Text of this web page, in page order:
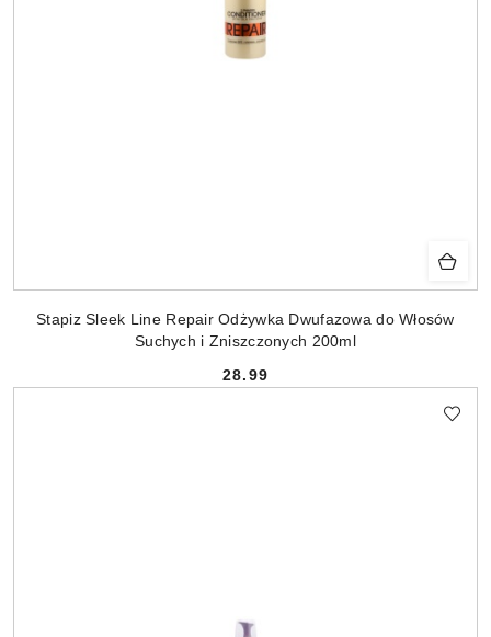
Stapiz Sleek Line Repair Odżywka Dwufazowa do Włosów
Suchych i Zniszczonych 200ml
Cena:
28.99